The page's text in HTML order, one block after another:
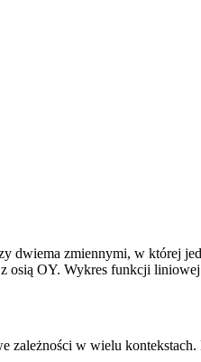
dwiema zmiennymi, w której
OY. Wykres funkcji
zależności w wielu